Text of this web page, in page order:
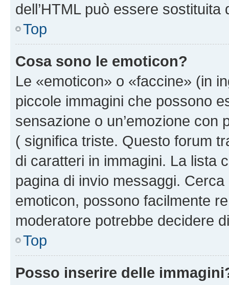
dell’HTML può essere sostituita
Top
Cosa sono le emoticon?
Le «emoticon» o «faccine» (in
piccole immagini che possono
sensazione o un’emozione
( significa triste. Questo forum
di caratteri in immagini. La lista
pagina di invio messaggi.
emoticon, possono facilmente
moderatore potrebbe decidere
Top
Posso inserire delle